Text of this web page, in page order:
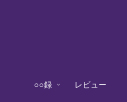
○○録 レビュー